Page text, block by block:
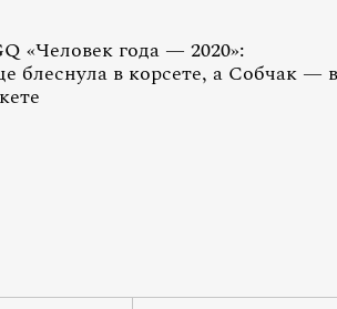
«Человек года — 2020»:
блеснула в корсете, а Собчак — в